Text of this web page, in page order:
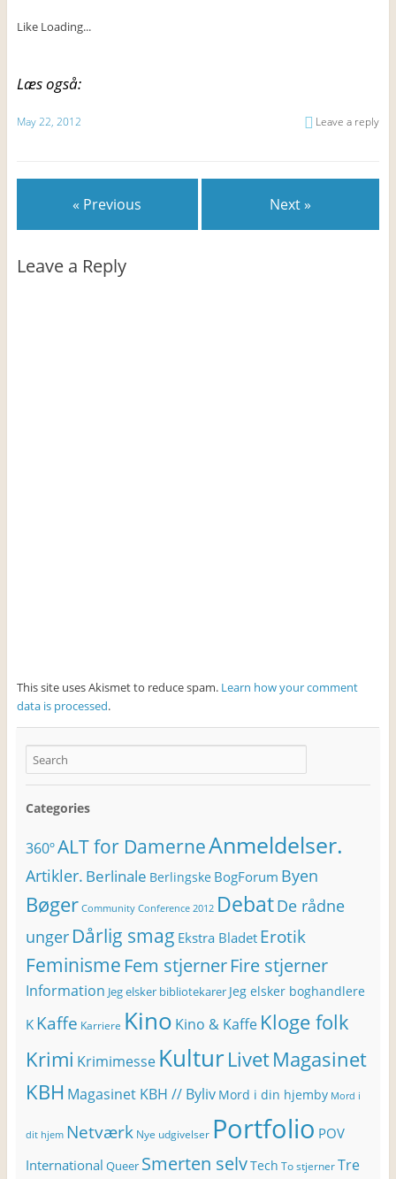
Like Loading...
Læs også:
May 22, 2012 Leave a reply
« Previous Next »
Leave a Reply
This site uses Akismet to reduce spam. Learn how your comment
data is processed.
Categories
360ºALT for DamerneAnmeldelser.
Artikler. Berlinale Berlingske BogForum Byen
Bøger Community Conference 2012 DebatDe rådne
unger Dårlig smag Ekstra Bladet Erotik
Feminisme Fem stjernerFire stjerner
Information Jeg elsker bibliotekarer Jeg elsker boghandlere
K Kaffe Karriere Kino Kino & Kaffe Kloge folk
Krimi Krimimesse KulturLivetMagasinet
KBH Magasinet KBH // Byliv Mord i din hjemby Mord i
dit hjem Netværk Nye udgivelser Portfolio POV
International Queer Smerten selvTech To stjerner Tre